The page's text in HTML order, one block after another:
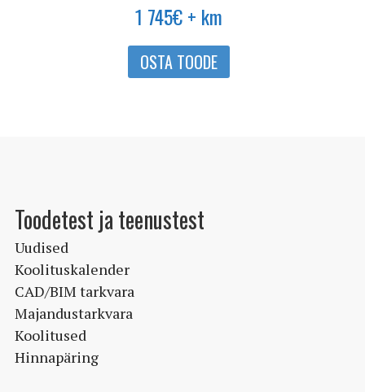
1 745€+ km
OSTA TOODE
Toodetest ja teenustest
Uudised
Koolituskalender
CAD/BIM tarkvara
Majandustarkvara
Koolitused
Hinnapäring